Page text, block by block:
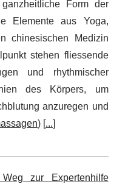
Form der
Elemente aus Yoga,
chinesischen Medizin
stehen fliessende
und rhythmischer
des Körpers, um
anzuregen und
) [...]
zur Expertenhilfe